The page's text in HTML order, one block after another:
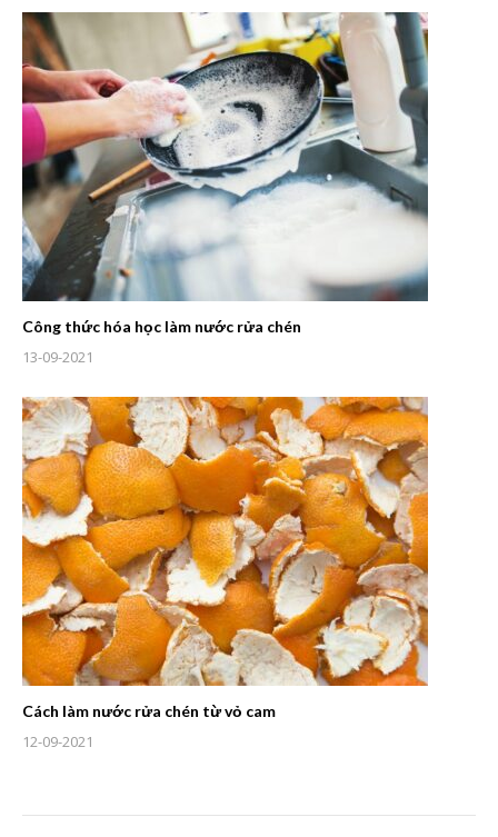
Công thức hóa học làm nước rửa chén
13-09-2021
Cách làm nước rửa chén từ vỏ cam
12-09-2021